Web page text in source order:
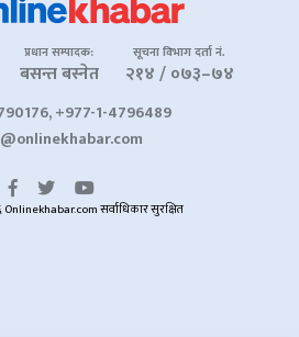
प्रधान सम्पादक:
बसन्त बस्नेत
सूचना विभाग दर्ता नं.
२१४ / ०७३–७४
+977-1-4796489
सर्वाधिकार सुरक्षित